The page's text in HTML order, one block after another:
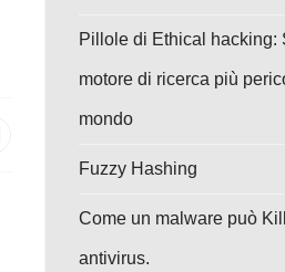
Pillole di Ethical hacking:
motore di ricerca più
mondo
Fuzzy Hashing
Come un malware può
antivirus.